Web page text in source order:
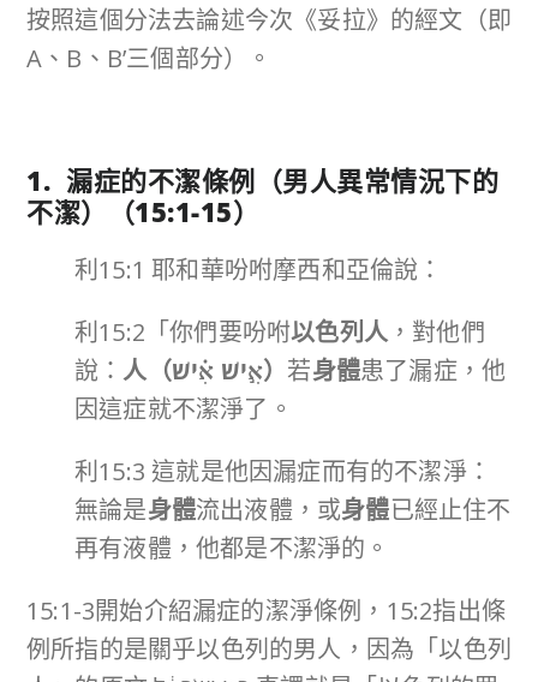
按照這個分法去論述今次《妥拉》的經文（即
A、B、B’三個部分）。
1. 漏症的不潔條例（男人異常情況下的
不潔）（15:1-15）
利15:1 耶和華吩咐摩西和亞倫說：
利15:2「你們要吩咐以色列人，對他們
說：人（אִ֣ישׁ אִ֗ישׁ） 若身體患了漏症，他
因這症就不潔淨了。
利15:3 這就是他因漏症而有的不潔淨：
無論是身體流出液體，或身體已經止住不
再有液體，他都是不潔淨的。
15:1-3開始介紹漏症的潔淨條例，15:2指出條
例所指的是關乎以色列的男人，因為「以色列